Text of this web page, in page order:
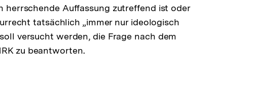
herrschende Auffassung zutreffend ist oder
tatsächlich „immer nur ideologisch
versucht werden, die Frage nach dem
zu beantworten.